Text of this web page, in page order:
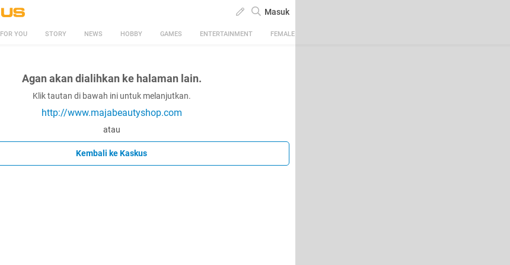
Masuk
FOR YOU STORY NEWS HOBBY GAMES ENTERTAINMENT FEMALE
Agan akan dialihkan ke halaman lain.
Klik tautan di bawah ini untuk melanjutkan.
http://www.majabeautyshop.com
atau
Kembali ke Kaskus